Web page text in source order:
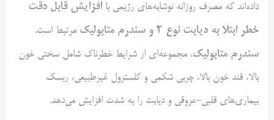
داده‌اند که مصرف روزانه نوشابه‌های رژیمی با افزایش قابل دقت
خطر ابتلا به دیابت نوع ۲ و سندرم متابولیک مرتبط است.
سندرم متابولیک، مجموعه‌ای از شرایط خطرناک شامل سختی خون
بالا، قند خون بالا، چربی شکمی و کلسترول غیرطبیعی، ریسک
بیماری‌های قلبی-عروقی و دیابت را به شدت افزایش می‌دهد.